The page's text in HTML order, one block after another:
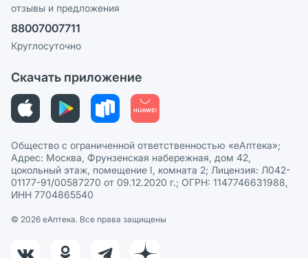
Ваши товары на ЕАПТЕКЕ
Политика конфиденциальности
Пользовательское соглашение
Политика рекомендаций
Этика и соответствие
Политика в отношении обработки персональных данных
отзывы и предложения
88007007711
Круглосуточно
Скачать приложение
Общество с ограниченной ответственностью «еАптека»;
Адрес: Москва, Фрунзенская набережная, дом 42,
цокольный этаж, помещение I, комната 2; Лицензия: Л042-
01177-91/00587270 от 09.12.2020 г.; ОГРН: 1147746631988,
ИНН 7704865540
© 2026 eАптека. Все права защищены